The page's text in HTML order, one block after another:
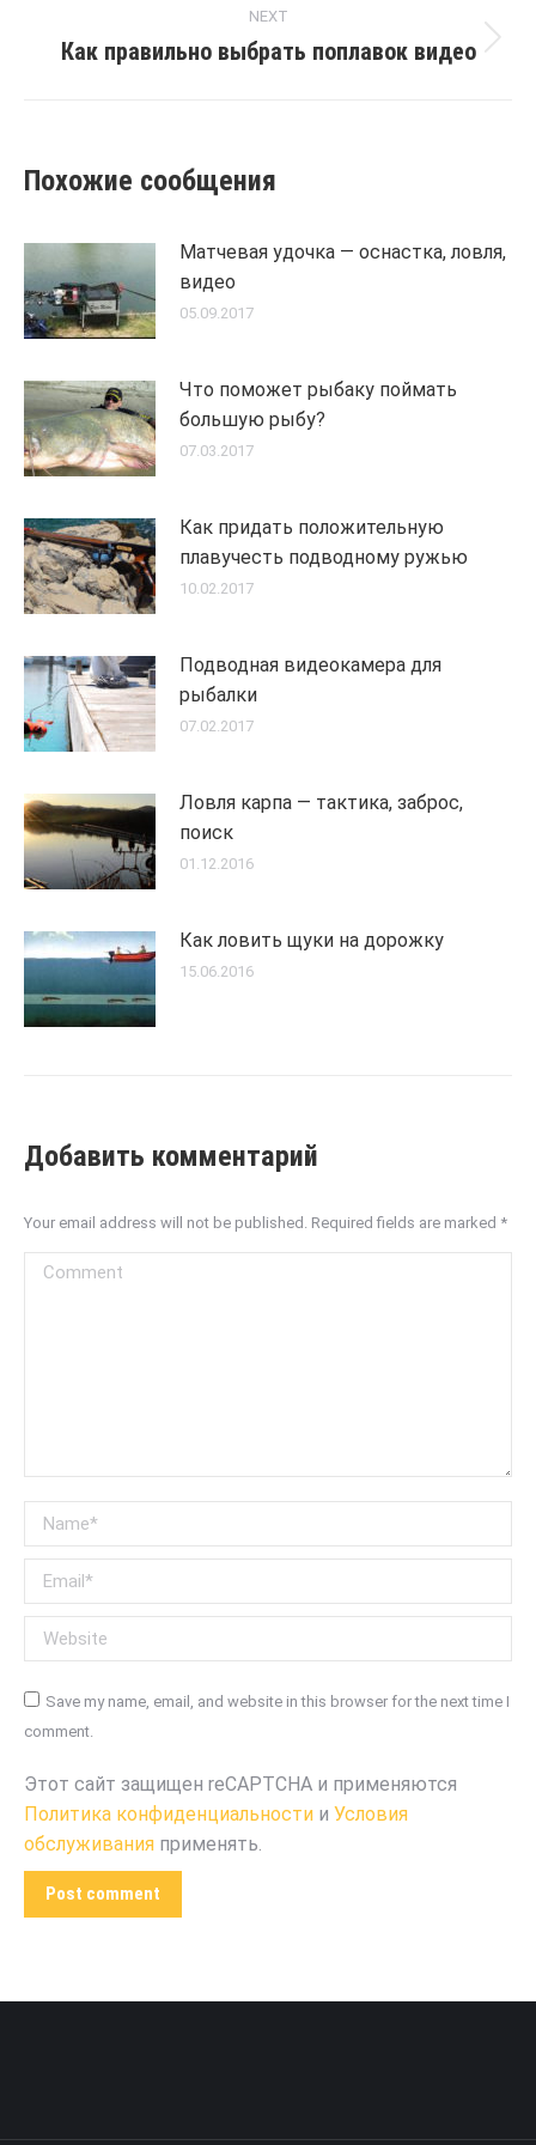
NEXT
Next
Как правильно выбрать поплавок видео
Похожие сообщения
Матчевая удочка — оснастка, ловля,
видео
05.09.2017
Что поможет рыбаку поймать
большую рыбу?
07.03.2017
Как придать положительную
плавучесть подводному ружью
10.02.2017
Подводная видеокамера для
рыбалки
07.02.2017
Ловля карпа — тактика, заброс,
поиск
01.12.2016
Как ловить щуки на дорожку
15.06.2016
Добавить комментарий
Your email address will not be published. Required fields are marked *
Comment
Name *
Email *
Website
Save my name, email, and website in this browser for the next time I
comment.
Этот сайт защищен reCAPTCHA и применяются
Политика конфиденциальности и Условия
обслуживания применять.
Post comment